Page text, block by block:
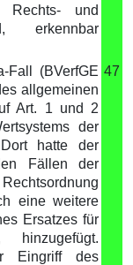
Rechts- und
erkennbar
Fall (BVerfGE
allgemeinen
Art. 1 und 2
der
hatte der
Fällen der
eine weitere
Ersatzes für
Eingriff des
47